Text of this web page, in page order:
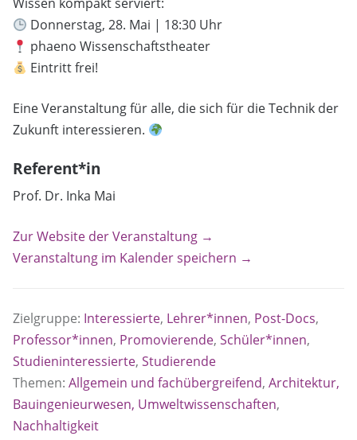
Wissen kompakt serviert:
Donnerstag, 28. Mai | 18:30 Uhr
phaeno Wissenschaftstheater
Eintritt frei!
Eine Veranstaltung für alle, die sich für die Technik der
Zukunft interessieren.
Referent*in
Prof. Dr. Inka Mai
Zur Website der Veranstaltung →
Veranstaltung im Kalender speichern →
Zielgruppe: Interessierte, Lehrer*innen, Post-Docs,
Professor*innen, Promovierende, Schüler*innen,
Studieninteressierte, Studierende
Themen: Allgemein und fachübergreifend, Architektur,
Bauingenieurwesen, Umweltwissenschaften,
Nachhaltigkeit